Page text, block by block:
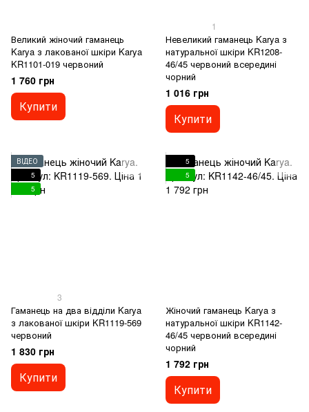
Великий жіночий гаманець
Karya з лакованої шкіри Karya
KR1101-019 червоний
1 760 грн
Купити
1
Невеликий гаманець Karya з
натуральної шкіри KR1208-
46/45 червоний всередині
чорний
1 016 грн
Купити
ВІДЕО
5
5
3
Гаманець на два відділи Karya
з лакованої шкіри KR1119-569
червоний
1 830 грн
Купити
5
5
Жіночий гаманець Karya з
натуральної шкіри KR1142-
46/45 червоний всередині
чорний
1 792 грн
Купити